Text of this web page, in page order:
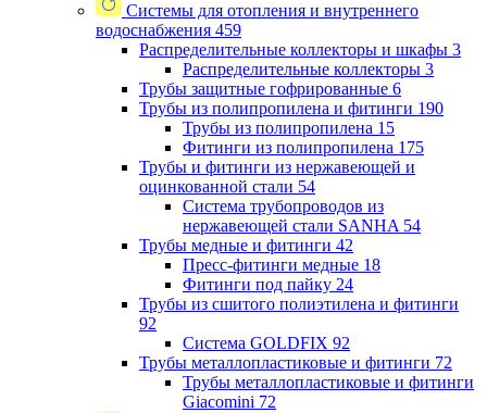
Системы для отопления и внутреннего
водоснабжения 459
Распределительные коллекторы и шкафы 3
Распределительные коллекторы 3
Трубы защитные гофрированные 6
Трубы из полипропилена и фитинги 190
Трубы из полипропилена 15
Фитинги из полипропилена 175
Трубы и фитинги из нержавеющей и
оцинкованной стали 54
Система трубопроводов из
нержавеющей стали SANHA 54
Трубы медные и фитинги 42
Пресс-фитинги медные 18
Фитинги под пайку 24
Трубы из сшитого полиэтилена и фитинги
92
Система GOLDFIX 92
Трубы металлопластиковые и фитинги 72
Трубы металлопластиковые и фитинги
Giacomini 72